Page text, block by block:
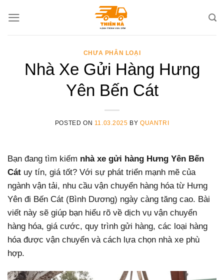
CHƯA PHÂN LOẠI
Nhà Xe Gửi Hàng Hưng
Yên Bến Cát
POSTED ON 11.03.2025 BYQUANTRI
Bạn đang tìm kiếm nhà xe gửi hàng Hưng Yên Bến
Cát uy tín, giá tốt? Với sự phát triển mạnh mẽ của
ngành vận tải, nhu cầu vận chuyển hàng hóa từ Hưng
Yên đi Bến Cát (Bình Dương) ngày càng tăng cao. Bài
viết này sẽ giúp bạn hiểu rõ về dịch vụ vận chuyển
hàng hóa, giá cước, quy trình gửi hàng, các loại hàng
hóa được vận chuyển và cách lựa chọn nhà xe phù
hợp.